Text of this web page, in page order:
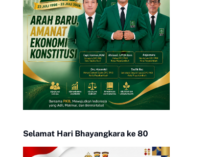
Selamat Hari Bhayangkara ke 80